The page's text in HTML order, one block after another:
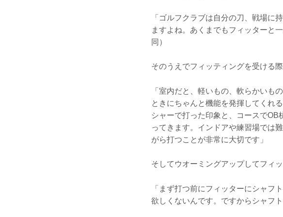
「ゴルフクラブは自分の刀、戦場に
ますよね。あくまでもフィッターと
同）
そのうえでフィッティングを受ける
「室内だと、軽いもの、軟らかいも
ときにちゃんと機能を発揮してくれ
シャーで打った印象と、コースで
ってきます。インドアや練習場では
がら打つことが非常に大切です」
そしてウオーミングアップしてフィ
「まず打つ前にフィッターにシャフ
欲しくないんです。ですからシャフ